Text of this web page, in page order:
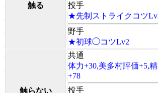
触る
投手
★先制ストライクコツ
野手
★初球◯コツLv2
触らない
共通
体力+30,美多村評価+5,
+78
投手